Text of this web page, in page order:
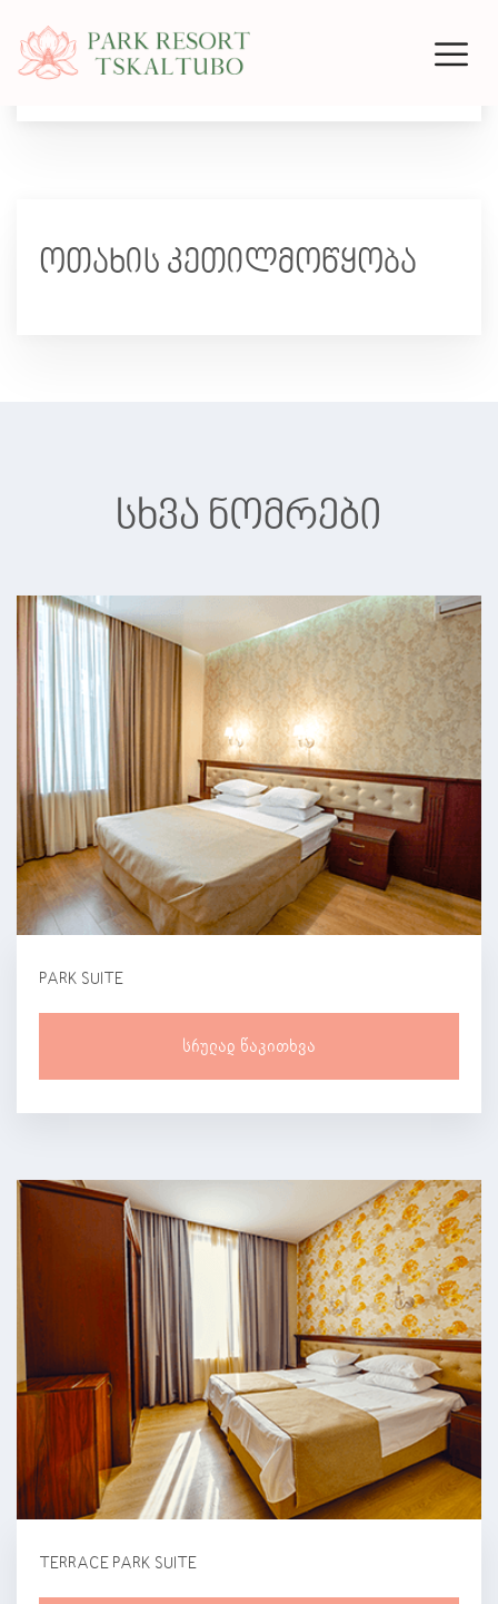
Deluxe Double Room with Balcony
ოთახის კეთილმოწყობა
სხვა ნომრები
PARK SUITE
Სრულად Წაკითხვა
TERRACE PARK SUITE